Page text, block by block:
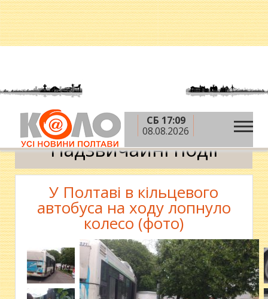
СБ 17:09
08.08.2026
Головна » Новини » Надзвичайні події
Надзвичайні події
У Полтаві в кільцевого
автобуса на ходу лопнуло
колесо (фото)